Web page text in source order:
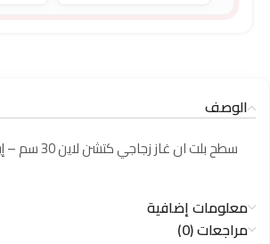
الوصف
سطح بلت ان غاز زجاجي كتشن لاين 30 سم – إيطالي
معلومات إضافية
مراجعات (0)